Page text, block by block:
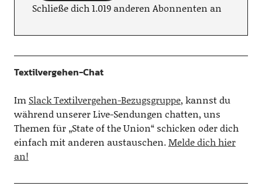
Schließe dich 1.019 anderen Abonnenten an
Textilvergehen-Chat
Im Slack Textilvergehen-Bezugsgruppe, kannst du
während unserer Live-Sendungen chatten, uns
Themen für „State of the Union“ schicken oder dich
einfach mit anderen austauschen.Melde dich hier
an!